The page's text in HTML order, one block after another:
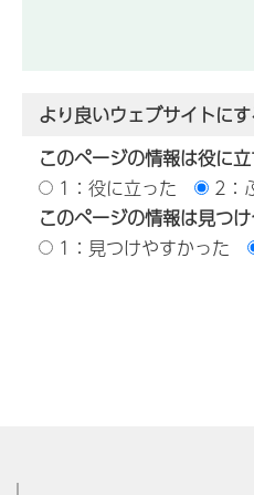
より良いウェブサイトに
このページの情報は役に
1：役に立った
2：
このページの情報は見つ
1：見つけやすかった
｜